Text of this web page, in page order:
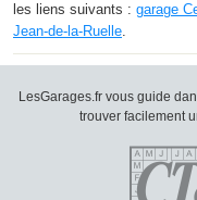
les liens suivants : garage
Jean-de-la-Ruelle.
LesGarages.fr vous guide
trouver facilement